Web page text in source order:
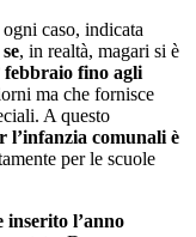
caso, indicata
, in realtà, magari si è
febbraio fino agli
ma che fornisce
A questo
l’infanzia comunali è
per le scuole
inserito l’anno